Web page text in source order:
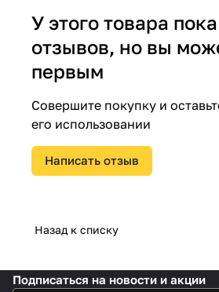
У этого товара
отзывов, но вы
первым
Совершите покупку и
его использовании
Написать отзыв
Назад к списку
Подписаться на новости и акции